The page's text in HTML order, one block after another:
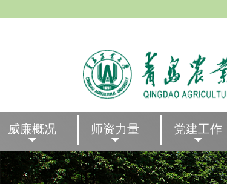
威廉概况 师资力量 党建工作